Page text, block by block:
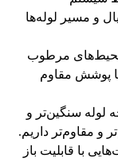
و مسیر لوله‌ها
مرطوب
پوشش مقاوم
لوله سنگین‌تر و
و مقاوم‌تر داریم.
با قابلیت باز